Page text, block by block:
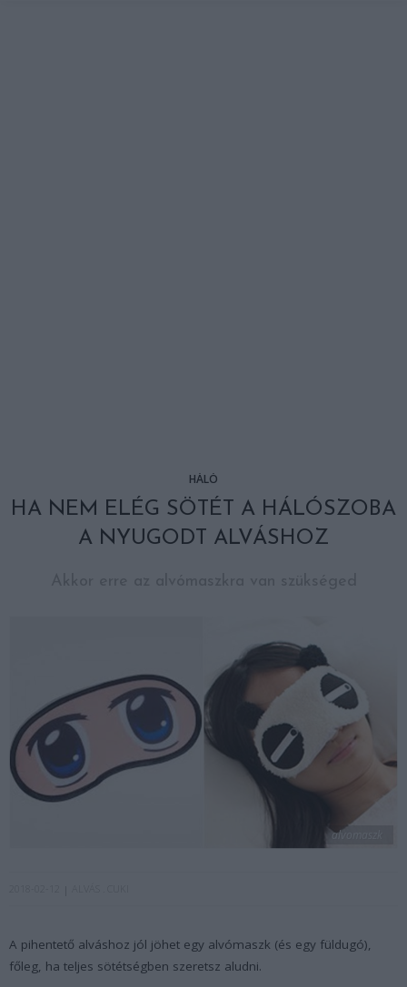
HÁLÓ
HA NEM ELÉG SÖTÉT A HÁLÓSZOBA
A NYUGODT ALVÁSHOZ
alvomaszk
A pihentető alváshoz jól jöhet egy alvómaszk (és egy füldugó),
főleg, ha teljes sötétségben szeretsz aludni.